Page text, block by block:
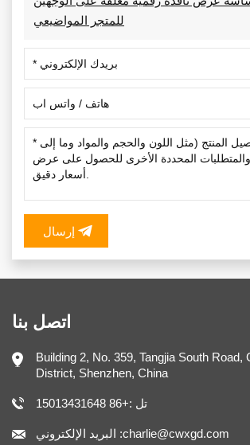
للمتجر المواضيعي
إرسال
اتصل بنا
Building 2, No. 359, Tangjia South Road,
District, Shenzhen, China
تل :+86 15013431648
البريد الإلكتروني :charlie@cwxgd.com